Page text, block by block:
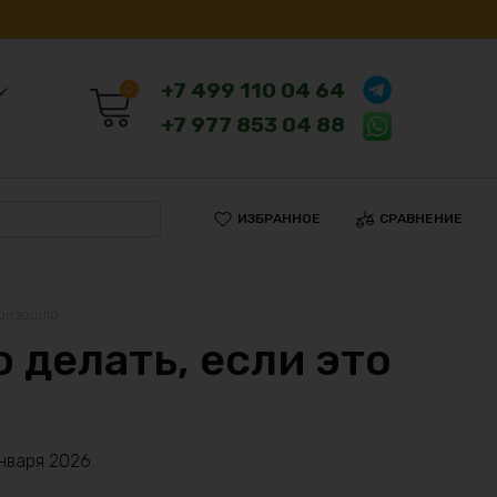
0
+7 499 110 04 64
+7 977 853 04 88
ИЗБРАННОЕ СРАВНЕНИЕ
если это
2026